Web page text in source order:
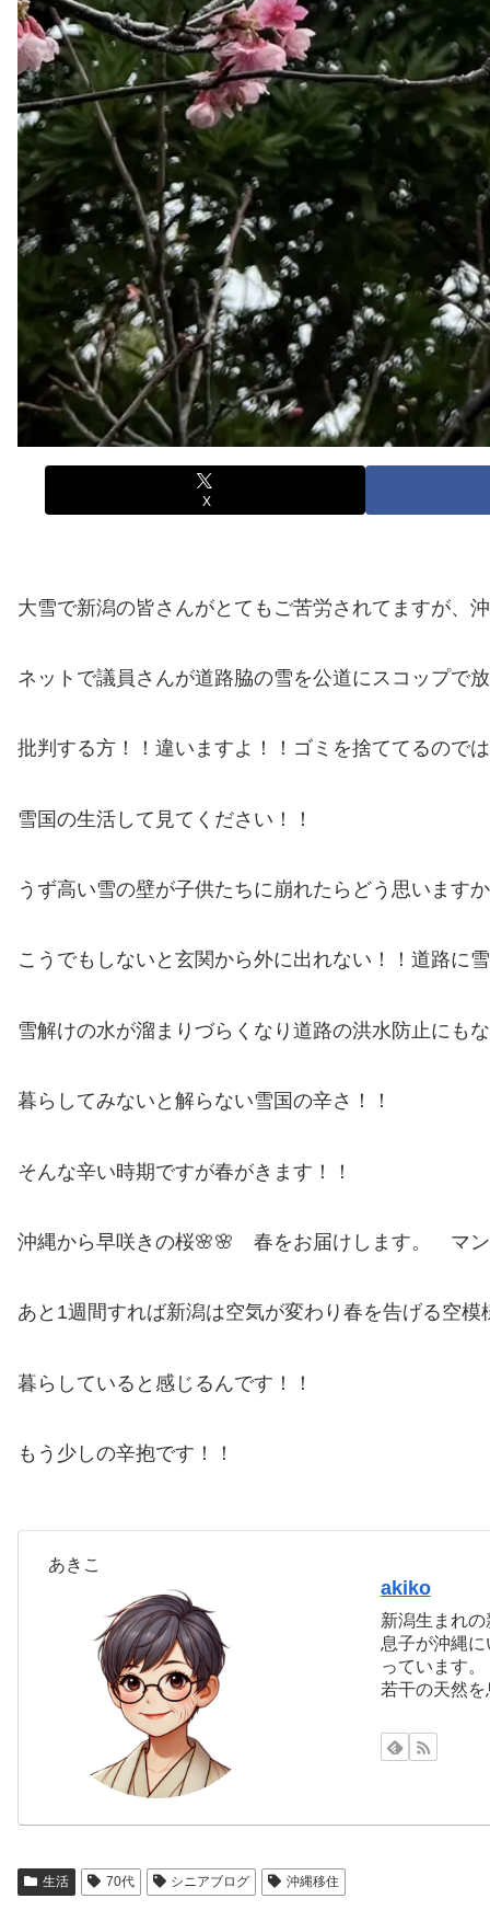
X
大雪で新潟の皆さんがとてもご苦労されてますが、
ネットで議員さんが道路脇の雪を公道にスコップで
批判する方！！違いますよ！！ゴミを捨ててるの
雪国の生活して見てください！！
うず高い雪の壁が子供たちに崩れたらどう思います
こうでもしないと玄関から外に出れない！！道路に
雪解けの水が溜まりづらくなり道路の洪水防止にも
暮らしてみないと解らない雪国の辛さ！！
そんな辛い時期ですが春がきます！！
沖縄から早咲きの桜🌸🌸 春をお届けします。 マン
あと1週間すれば新潟は空気が変わり春を告げる空模
暮らしていると感じるんです！！
もう少しの辛抱です！！
あきこ
akiko
新潟生まれ
息子が沖縄
っています。
若干の天然
生活 70代 シニアブログ 沖縄移住